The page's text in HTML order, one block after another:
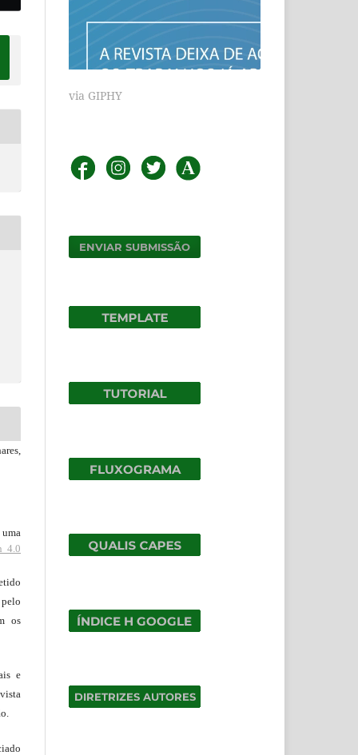
4.0
os
e
via GIPHY
ENVIAR SUBMISSÃO